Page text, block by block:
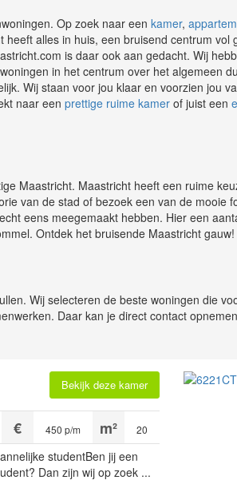
Op zoek naar een kamer,
alles in huis, een bruisend centrum vol
is daar ook aan gedacht. Wij
in het centrum over het algemeen
Wij staan voor jou klaar en voorzien jou
naar een prettige ruime kamer of juist een
Maastricht. Maastricht heeft een ruime
van de stad of bezoek een van de mooie
eens meegemaakt hebben. Hier een
Ontdek het bruisende Maastricht gauw!
Wij selecteren de beste woningen die
Daar kan je direct contact
Bekijk deze kamer
20
450 p/m
studentBen jij een
Dan zijn wij op zoek ...